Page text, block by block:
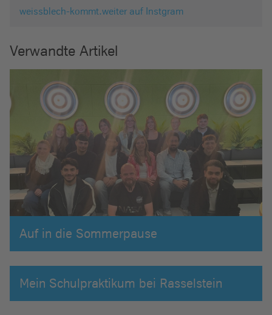
weissblech-kommt.weiter auf Instgram
Verwandte Artikel
Auf in die Sommerpause
Mein Schulpraktikum bei Rasselstein